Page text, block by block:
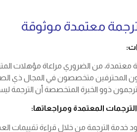
ترجمة معتمدة موثوقة
معتمدة، من الضروري مراعاة مؤهلات
المحترفين متخصصون في المجال ذي
ذوو الخبرة المتخصصة أن الترجمة
المعتمدة ومراجعاتها:
الترجمة من خلال قراءة تقييمات